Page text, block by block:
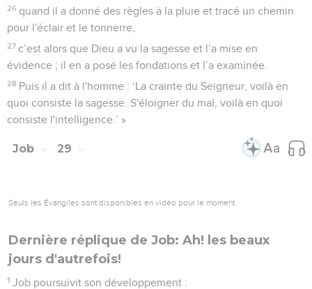
26 quand il a donné des règles à la pluie et tracé un chemin
pour l'éclair et le tonnerre,
27 c’est alors que Dieu a vu la sagesse et l’a mise en
évidence ; il en a posé les fondations et l’a examinée.
28 Puis il a dit à l'homme : ‘La crainte du Seigneur, voilà en
quoi consiste la sagesse. S'éloigner du mal, voilà en quoi
consiste l'intelligence.’ »
Job 29
Seuls les Évangiles sont disponibles en vidéo pour le moment.
Dernière réplique de Job: Ah! les beaux
jours d'autrefois!
1 Job poursuivit son développement :